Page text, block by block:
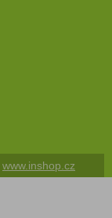
www.inshop.cz